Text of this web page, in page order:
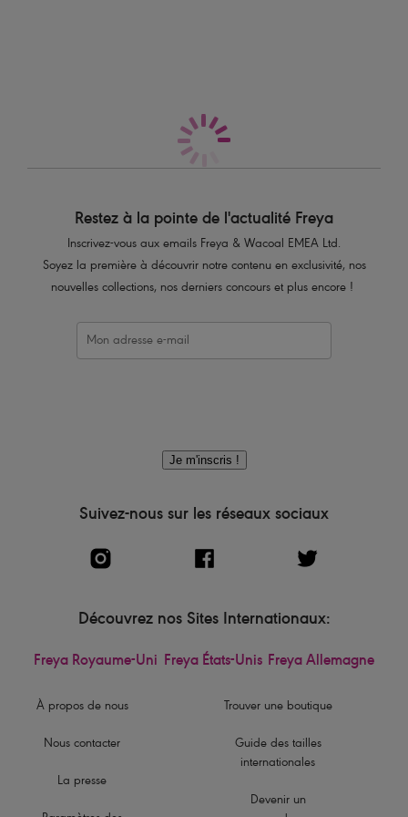
Bonnets doublés pour un maintien supplémentaire
Bretelles et agrafage plus larges pour plus de maintien et de confort
Détail glisseur argenté au niveau des bretelles
Code produit : AA5202CAL
À propos de nous
Nous contacter
La presse
Restez à la pointe de l'actualité Freya
Inscrivez-vous aux emails Freya & Wacoal EMEA Ltd.
Soyez la première à découvrir notre contenu en exclusivité, nos
nouvelles collections, nos derniers concours et plus encore !
Je m'inscris !
Suivez-nous sur les réseaux sociaux
Découvrez nos Sites Internationaux:
Freya Royaume-Uni Freya États-Unis Freya Allemagne
Trouver une boutique
Guide des tailles
internationales
Devenir un